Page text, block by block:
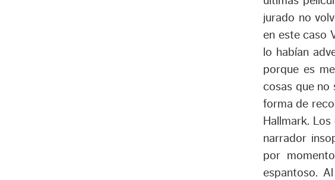
jurado no
en este caso
lo habían
porque es
cosas que no
forma de
Hallmark.
narrador
por
espantoso.